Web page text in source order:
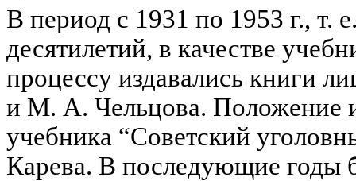
В период с 1931 по 1953 г., т.
десятилетий, в качестве
процессу издавались книги
и М. А. Чельцова. Положение
учебника “Советский
Карева. В последующие годы